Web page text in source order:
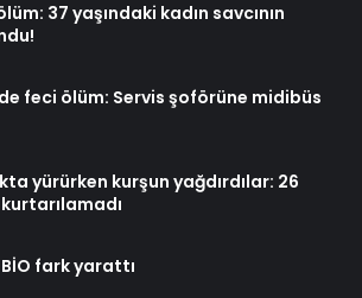
37 yaşındaki kadın savcının
feci ölüm: Servis şoförüne midibüs
yürürken kurşun yağdırdılar: 26
fark yarattı